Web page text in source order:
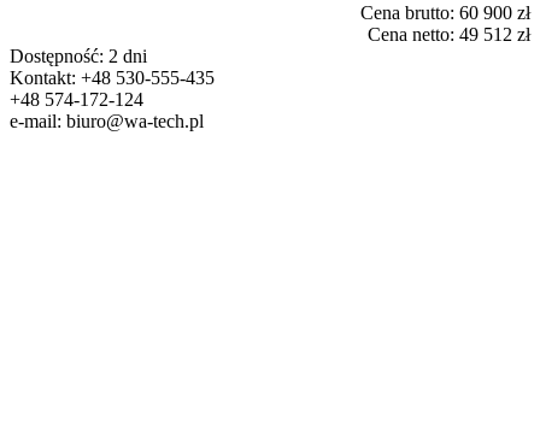
Cena brutto: 60 900 zł
Cena netto: 49 512 zł
Dostępność: 2 dni
Kontakt: +48 530-555-435
+48 574-172-124
e-mail: biuro@wa-tech.pl